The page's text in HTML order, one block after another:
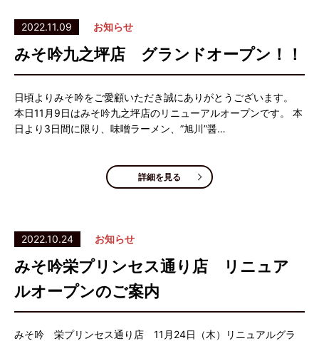
2022.11.09 お知らせ
みそ吟九之坪店 グランドオープン！！
日頃よりみそ吟をご愛顧いただき誠にありがとうございます。
本日11月9日はみそ吟九之坪店のリニューアルオープンです。 本
日より3日間に限り、味噌ラーメン、”旭川”醤…
詳細を見る
2022.10.24 お知らせ
みそ吟栄プリンセス通り店 リニュア
ルオープンのご案内
みそ吟 栄プリンセス通り店 11月24日（木）リニュアルグラ